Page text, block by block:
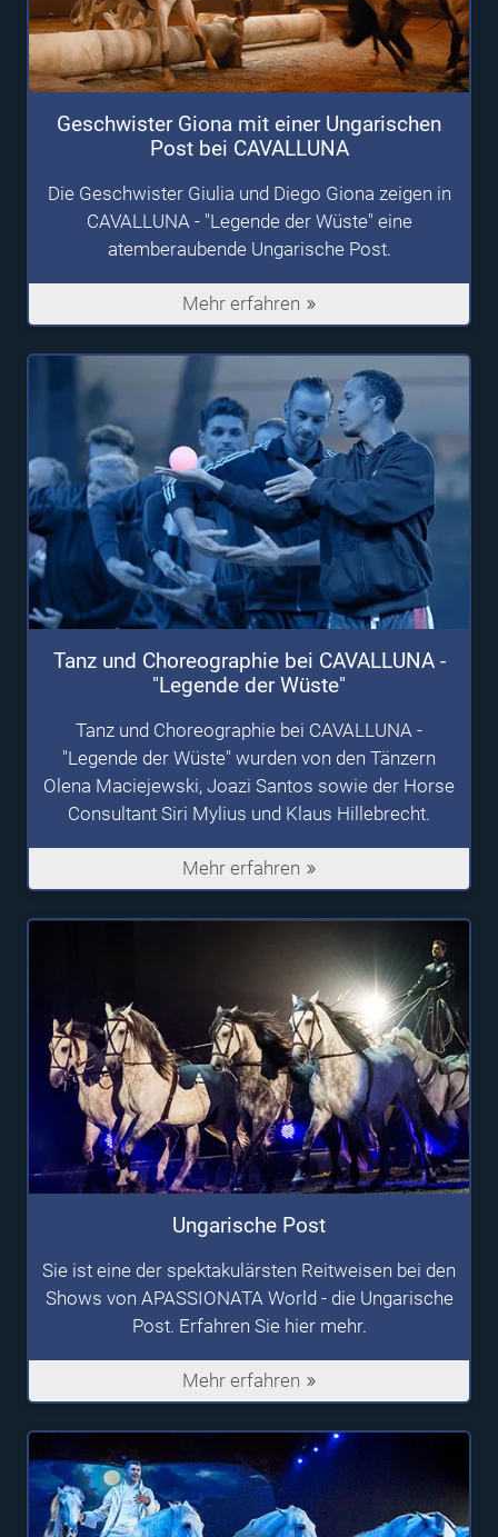
Geschwister Giona mit einer Ungarischen
Post bei CAVALLUNA
Die Geschwister Giulia und Diego Giona zeigen in
CAVALLUNA - "Legende der Wüste" eine
atemberaubende Ungarische Post.
Mehr erfahren
Tanz und Choreographie bei CAVALLUNA -
"Legende der Wüste"
Tanz und Choreographie bei CAVALLUNA -
"Legende der Wüste" wurden von den Tänzern
Olena Maciejewski, Joazi Santos sowie der Horse
Consultant Siri Mylius und Klaus Hillebrecht.
Mehr erfahren
Ungarische Post
Sie ist eine der spektakulärsten Reitweisen bei den
Shows von APASSIONATA World - die Ungarische
Post. Erfahren Sie hier mehr.
Mehr erfahren